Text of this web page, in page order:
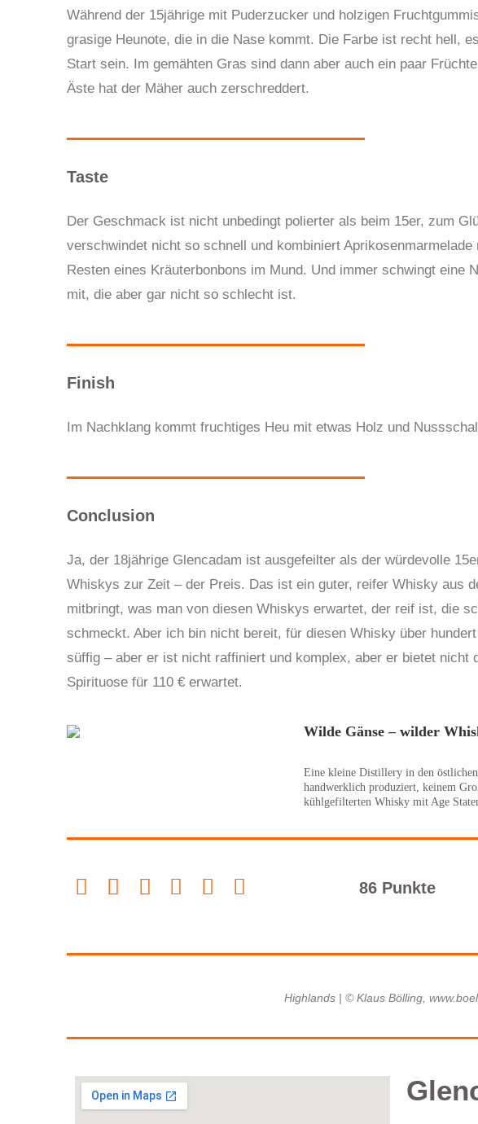
Während der 15jährige mit Puderzucker und holzigen
grasige Heunote, die in die Nase kommt. Die Farbe ist recht hell,
Start sein. Im gemähten Gras sind dann aber auch ein paar
Äste hat der Mäher auch zerschreddert.
Taste
Der Geschmack ist nicht unbedingt polierter als beim 15er, zum
verschwindet nicht so schnell und kombiniert
Resten eines Kräuterbonbons im Mund. Und immer schwingt eine
mit, die aber gar nicht so schlecht ist.
Finish
Im Nachklang kommt fruchtiges Heu mit etwas Holz und
Conclusion
Ja, der 18jährige Glencadam ist ausgefeilter als der würdevolle
Whiskys zur Zeit – der Preis. Das ist ein guter, reifer Whisky aus
mitbringt, was man von diesen Whiskys erwartet, der reif ist, die
schmeckt. Aber ich bin nicht bereit, für diesen Whisky über
süffig – aber er ist nicht raffiniert und komplex, aber er bietet nicht
Spirituose für 110 € erwartet.
Wilde Gänse – wilder
Eine kleine Distillery in den
handwerklich produziert, keinem
kühlgefilterten Whisky mit Age
86 Punkte
Highlands | © Klaus Bölling,